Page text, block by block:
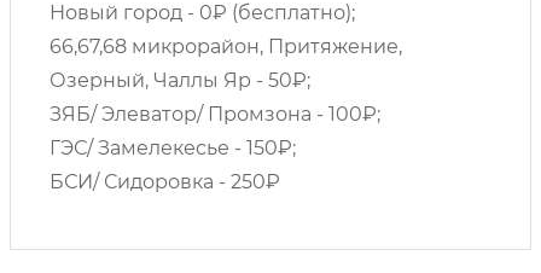
Новый город - 0₽ (бесплатно);
66,67,68 микрорайон, Притяжение,
Озерный, Чаллы Яр - 50₽;
ЗЯБ/ Элеватор/ Промзона - 100₽;
ГЭС/ Замелекесье - 150₽;
БСИ/ Сидоровка - 250₽